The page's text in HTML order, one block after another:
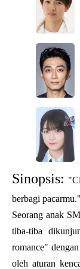
Sinopsis:
berbagi pacarmu."
Seorang anak
tiba-tiba
romance"
oleh aturan